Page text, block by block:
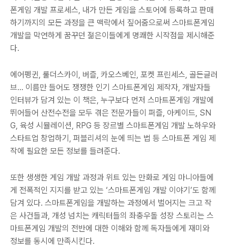
폰게임 개발 프로세스, 내가 만든 게임을 스토어에 등록하고 판매
하기까지의 모든 과정을 큰 맥락에서 짚어줌으로써 스마트폰게임
개발을 막연하게 꿈꾸던 젊은이들에게 명쾌한 시작점을 제시해준
다.
에어펭귄, 룰더스카이, 버즐, 카오스베인, 포켓 프린세스, 골든글러
브… 이름만 들어도 쟁쟁한 인기 스마트폰게임 제작자, 개발자들
인터뷰가 담겨 있는 이 책은, 누구보다 먼저 스마트폰게임 개발에
뛰어들어 산전수전을 모두 겪은 전문가들이 퍼즐, 아케이드, SN
G, 육성 시뮬레이션, RPG 등 장르별 스마트폰게임 개발 노하우와
스타트업 창업하기, 퍼블리셔의 눈에 띄는 법 등 스마트폰 게임 제
작에 필요한 모든 정보를 들려준다.
또한 생생한 게임 개발 과정과 위트 있는 만화로 게임 마니아들에
게 전폭적인 지지를 받고 있는 ‘스마트폰게임 개발 이야기’도 함께
담겨 있다. 스마트폰게임을 개발하는 과정에서 벌어지는 크고 작
은 사건들과, 개성 넘치는 캐릭터들의 좌충우돌 성장 스토리는 스
마트폰게임 개발의 전반에 대한 이해와 함께 독자들에게 재미와
정보를 동시에 만족시킨다.